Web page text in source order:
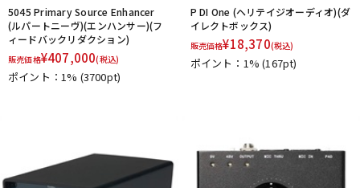
5045 Primary Source Enhancer
(ルパートニーヴ)(エンハンサー)(フ
ィードバックリダクション)
販売価格¥407,000(税込)
ポイント：1% (3700pt)
P DI One (ヘリテイジオーディオ)(ダ
イレクトボックス)
販売価格¥18,370(税込)
ポイント：1%(167pt)